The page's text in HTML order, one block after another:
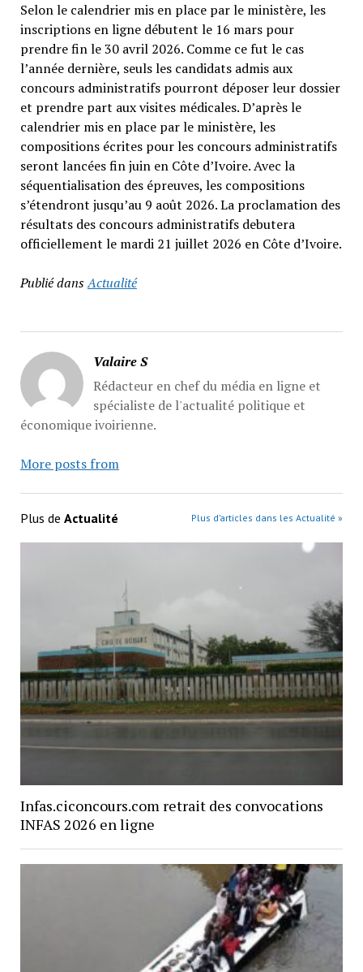
Selon le calendrier mis en place par le ministère, les
inscriptions en ligne débutent le 16 mars pour
prendre fin le 30 avril 2026. Comme ce fut le cas
l’année dernière, seuls les candidats admis aux
concours administratifs pourront déposer leur dossier
et prendre part aux visites médicales. D’après le
calendrier mis en place par le ministère, les
compositions écrites pour les concours administratifs
seront lancées fin juin en Côte d’Ivoire. Avec la
séquentialisation des épreuves, les compositions
s’étendront jusqu’au 9 août 2026. La proclamation des
résultats des concours administratifs debutera
officiellement le mardi 21 juillet 2026 en Côte d’Ivoire.
Publié dansActualité
Valaire S
Rédacteur en chef du média en ligne et
spécialiste de l'actualité politique et
économique ivoirienne.
More posts from
Plus de Actualité Plus d’articles dans les Actualité »
Infas.ciconcours.com retrait des convocations
INFAS 2026 en ligne